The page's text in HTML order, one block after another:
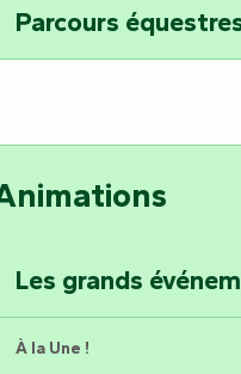
Se la couler
barque dans le
Explorez la
Parcours
Les grands
À la Une !
en
Poitevin
!